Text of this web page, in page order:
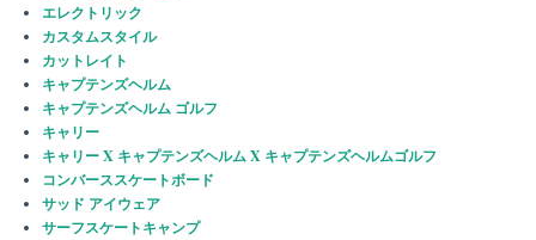
エレクトリック
カスタムスタイル
カットレイト
キャプテンズヘルム
キャプテンズヘルム ゴルフ
キャリー
キャリー X キャプテンズヘルム X キャプテンズヘルムゴルフ
コンバーススケートボード
サッド アイウェア
サーフスケートキャンプ